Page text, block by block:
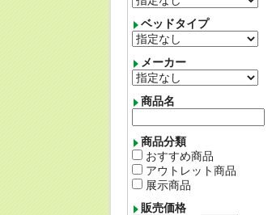
ベッドタイプ
メーカー
商品名
商品分類
おすすめ商品
アウトレット商品
展示商品
販売価格